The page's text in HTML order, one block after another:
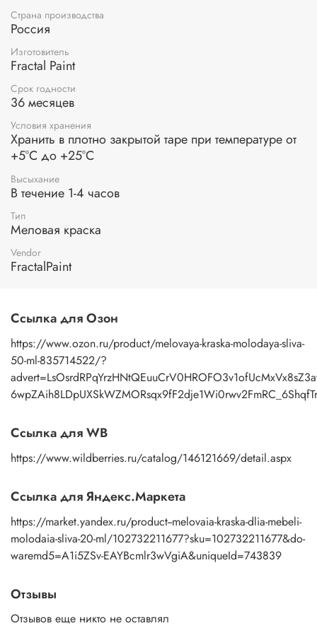
слоя.
Страна производства
Россия
Изготовитель
Fractal Paint
Срок годности
36 месяцев
Условия хранения
Хранить в плотно закрытой таре при температуре от
+5°С до +25°С
Высыхание
В течение 1-4 часов
Тип
Меловая краска
Vendor
FractalPaint
Ссылка для Озон
https://www.ozon.ru/product/melovaya-kraska-molodaya-sliva-
50-ml-835714522/?
Ссылка для WB
https://www.wildberries.ru/catalog/146121669/detail.aspx
Ссылка для Яндекс.Маркета
https://market.yandex.ru/product--melovaia-kraska-dlia-mebeli-
molodaia-sliva-20-ml/102732211677?sku=102732211677&do-
waremd5=A1i5ZSv-EAYBcmlr3wVgiA&uniqueId=743839
Отзывы
Отзывов еще никто не оставлял